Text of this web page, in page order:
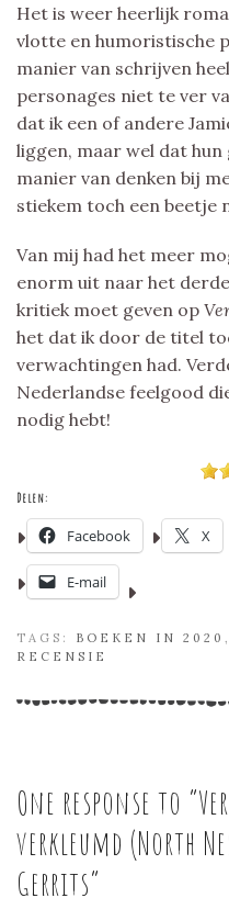
Het is weer heerlijk
vlotte en humoristische
manier van schrijven
personages niet te ver
dat ik een of andere
liggen, maar wel dat
manier van denken bij
stiekem toch een beetje
Van mij had het meer
enorm uit naar het
kritiek moet geven op
het dat ik door de titel
verwachtingen had.
Nederlandse feelgood
nodig hebt!
Delen:
Facebook X
E-mail
TAGS: BOEKEN IN 2020
RECENSIE
One response to “
verkleumd (North
Gerrits”